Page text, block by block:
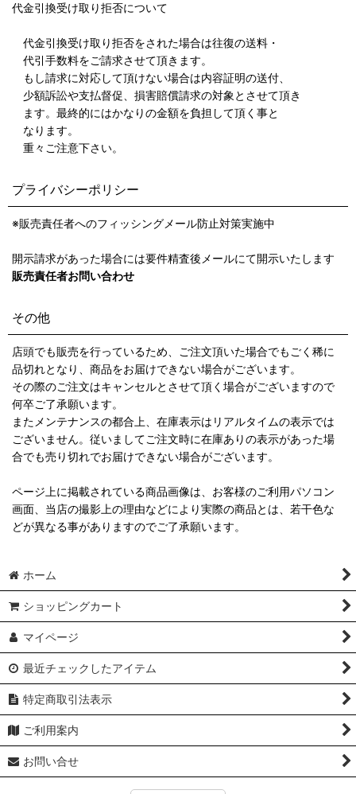
代金引換受け取り拒否について
代金引換受け取り拒否をされた場合は往復の送料・
代引手数料をご請求させて頂きます。
もし請求に対応して頂けない場合は内容証明の送付、
少額訴訟や支払督促、損害賠償請求の対象とさせて頂き
ます。最終的にはかなりの金額を負担して頂く事と
なります。
重々ご注意下さい。
プライバシーポリシー
※販売責任者へのフィッシングメール防止対策実施中
開示請求があった場合には要件精査後メールにて開示いたします
販売責任者お問い合わせ
その他
店頭でも販売を行っているため、ご注文頂いた場合でもごく稀に
品切れとなり、商品をお届けできない場合がございます。
その際のご注文はキャンセルとさせて頂く場合がございますので
何卒ご了承願います。
またメンテナンスの都合上、在庫表示はリアルタイムの表示では
ございません。従いましてご注文時に在庫ありの表示があった場
合でも売り切れでお届けできない場合がございます。
ページ上に掲載されている商品画像は、お客様のご利用パソコン
画面、当店の撮影上の理由などにより実際の商品とは、若干色な
どが異なる事がありますのでご了承願います。
ホーム
ショッピングカート
マイページ
最近チェックしたアイテム
特定商取引法表示
ご利用案内
お問い合せ